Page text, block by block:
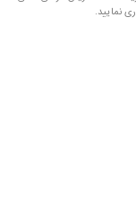
نمایید.